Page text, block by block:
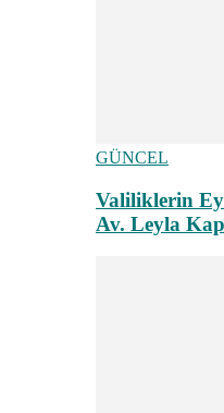
GÜNCEL
Valiliklerin
Av. Leyla